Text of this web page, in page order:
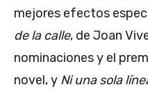
mejores efectos
de la calle, de Joan
nominaciones y el
novel, y Ni una sola